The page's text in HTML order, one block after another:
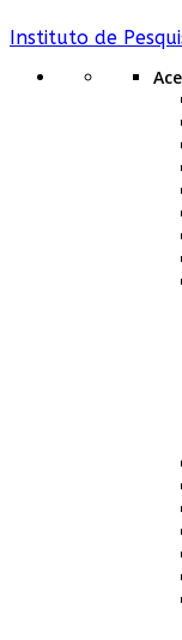
Instituto de